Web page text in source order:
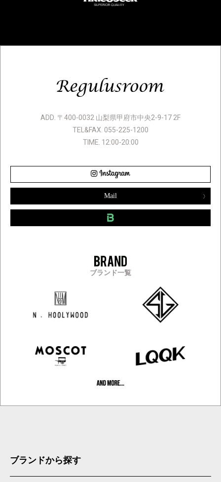
ADD. 〒400-0032 山梨県甲府市中央2-9-17 2F
TEL&FAX. 055-225-1200
TIME. 12:00-20:00
Mail
ブランド一覧
ブランドから探す